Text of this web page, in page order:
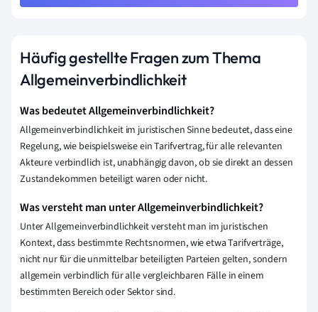
Häufig gestellte Fragen zum Thema
Allgemeinverbindlichkeit
Was bedeutet Allgemeinverbindlichkeit?
Allgemeinverbindlichkeit im juristischen Sinne bedeutet, dass eine
Regelung, wie beispielsweise ein Tarifvertrag, für alle relevanten
Akteure verbindlich ist, unabhängig davon, ob sie direkt an dessen
Zustandekommen beteiligt waren oder nicht.
Was versteht man unter Allgemeinverbindlichkeit?
Unter Allgemeinverbindlichkeit versteht man im juristischen
Kontext, dass bestimmte Rechtsnormen, wie etwa Tarifverträge,
nicht nur für die unmittelbar beteiligten Parteien gelten, sondern
allgemein verbindlich für alle vergleichbaren Fälle in einem
bestimmten Bereich oder Sektor sind.